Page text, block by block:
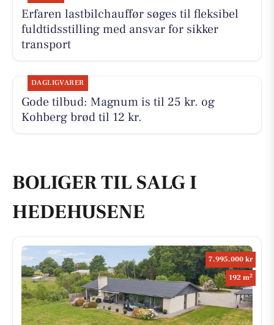
Erfaren lastbilchauffør søges til fleksibel
fuldtidsstilling med ansvar for sikker
transport
DAGLIGVARER
Gode tilbud: Magnum is til 25 kr. og
Kohberg brød til 12 kr.
BOLIGER TIL SALG I
HEDEHUSENE
7.995.000 kr
192 m2